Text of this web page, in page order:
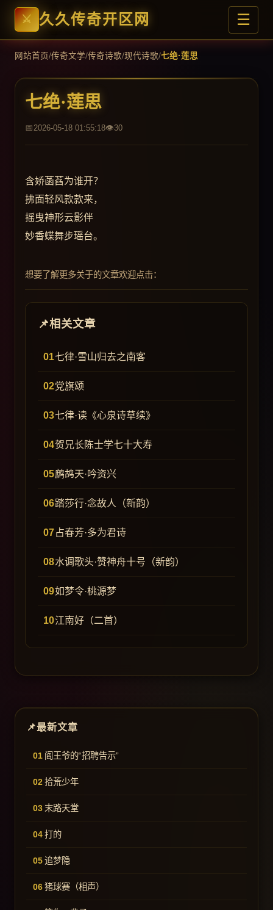
久久传奇开区网 ☰
网站首页/传奇文学/传奇诗歌/现代诗歌/七绝·莲思
七绝·莲思
2026-05-18 01:55:18 30
含娇菡萏为谁开？
拂面轻风款款来，
摇曳神形云影伴
妙香蝶舞步瑶台。
想要了解更多关于的文章欢迎点击：
相关文章
七律·雪山归去之南客
党旗颂
七律·读《心泉诗草续》
贺兄长陈士学七十大寿
鹧鸪天·吟资兴
踏莎行·念故人（新韵）
占春芳·多为君诗
水调歌头·赞神舟十号（新韵）
如梦令·桃源梦
江南好（二首）
最新文章
阎王爷的“招聘告示”
拾荒少年
末路天堂
打的
追梦隐
猪球赛（相声）